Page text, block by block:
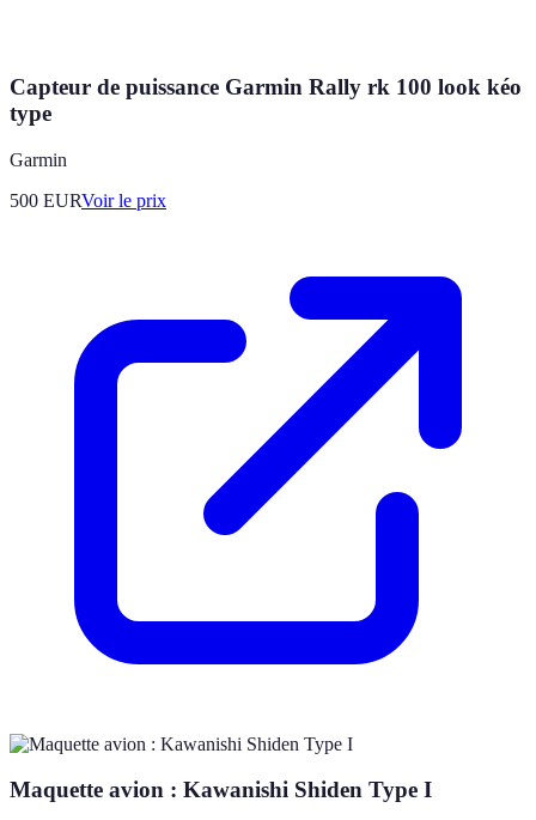
Capteur de puissance Garmin Rally rk 100 look kéo
type
Garmin
500 EURVoir le prix
Maquette avion : Kawanishi Shiden Type I